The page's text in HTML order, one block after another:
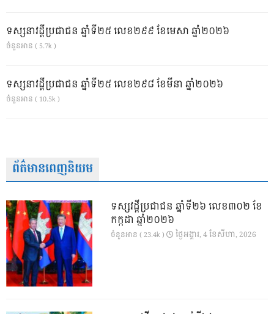
ទស្សនាវដ្ដីប្រជាជន ឆ្នាំទី២៥ លេខ២៩៩ ខែមេសា ឆ្នាំ២០២៦
ចំនួនអាន ( 5.7k )
ទស្សនាវដ្ដីប្រជាជន ឆ្នាំទី២៥ លេខ២៩៨ ខែមីនា ឆ្នាំ២០២៦
ចំនួនអាន ( 10.5k )
ព័ត៌មានពេញនិយម
ទស្សវដ្តីប្រជាជន ឆ្នាំទី២៦ លេខ៣០២ ខែ
កក្កដា ឆ្នាំ២០២៦
ចំនួនអាន ( 23.4k ) ថ្ងៃ​អង្គារ, 4 ខែ​សីហា, 2026